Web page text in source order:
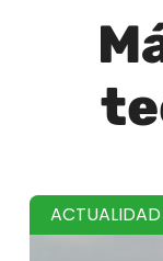
ACTUALIDAD